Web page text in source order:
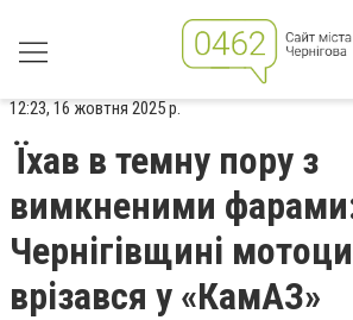
12:23, 16 жовтня 2025 р.
Їхав в темну пору з
вимкненими
Чернігівщині
врізався у «КамАЗ»